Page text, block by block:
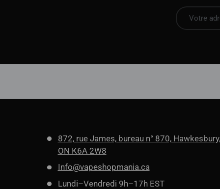
E-mail
872, rue James, bureau n° 870, Hawkesbury,
ON K6A 2W8
Info@vapeshopmania.ca
Lundi–Vendredi 9h–17h EST